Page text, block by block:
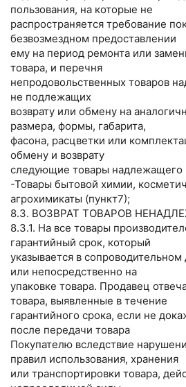
пользования, на которые не
распространяется требование
безвозмездном предоставлении
ему на период ремонта или
товара, и перечня
непродовольственных товаров
не подлежащих
возврату или обмену на
размера, формы, габарита,
фасона, расцветки или
обмену и возврату
следующие товары надлежащего
-Товары бытовой химии,
агрохимикаты (пункт7);
8.3. ВОЗВРАТ ТОВАРОВ
8.3.1. На все товары
гарантийный срок, который
указывается в
или непосредственно на
упаковке товара. Продавец
товара, выявленные в течение
гарантийного срока, если не
после передачи товара
Покупателю вследствие
правил использования, хранения
или транспортировки товара,